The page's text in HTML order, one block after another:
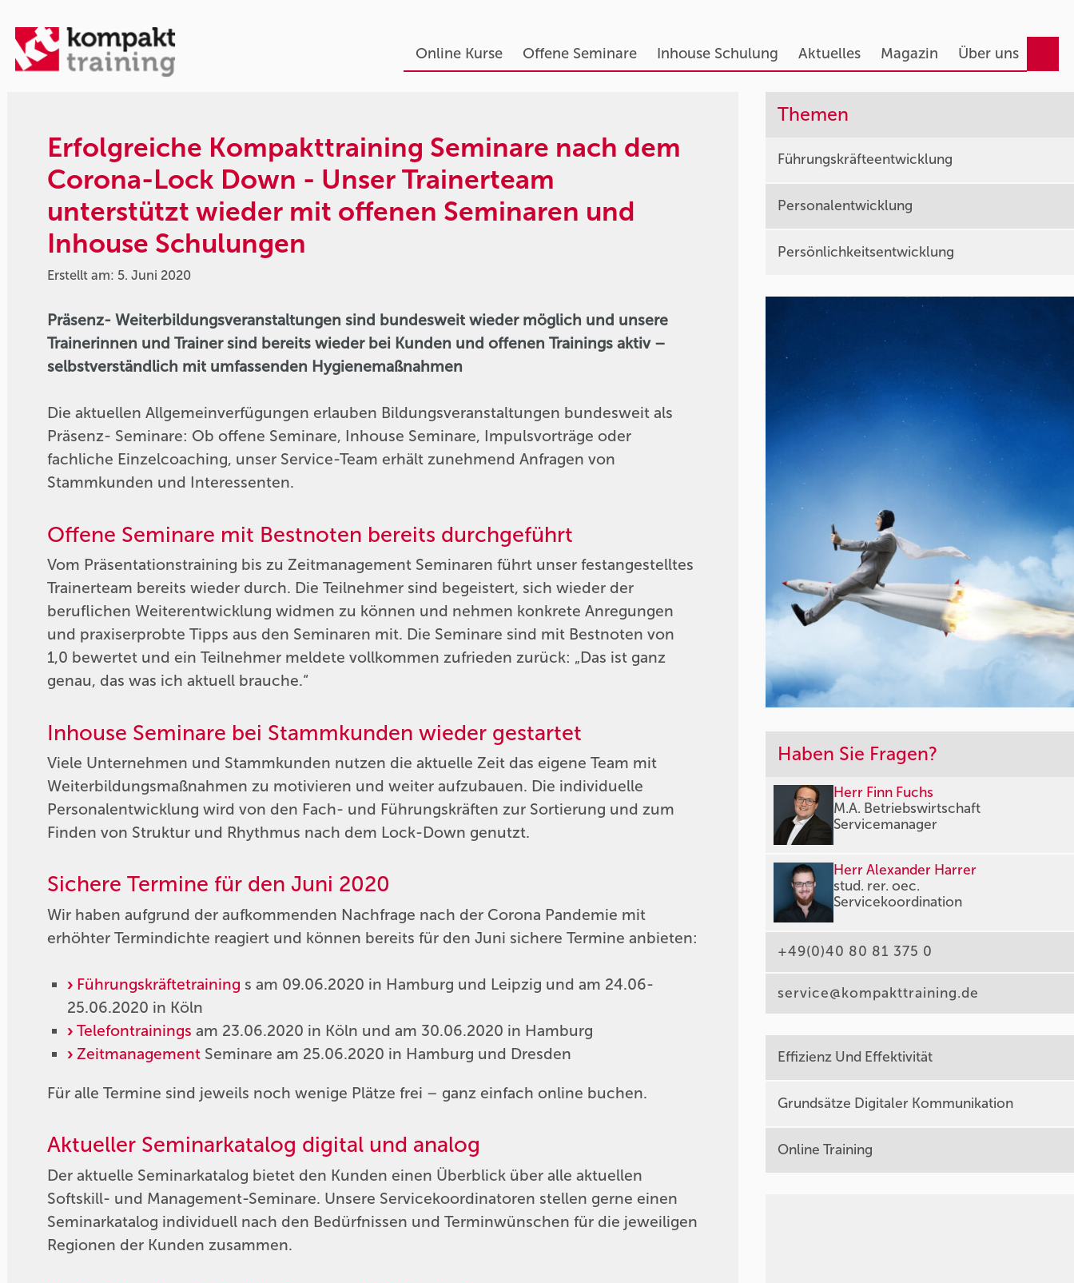
Online Kurse Offene Seminare Inhouse Schulung Aktuelles Magazin Über uns
Erfolgreiche Kompakttraining Seminare nach dem
Corona-Lock Down - Unser Trainerteam
unterstützt wieder mit offenen Seminaren und
Inhouse Schulungen
Erstellt am: 5. Juni 2020
Präsenz- Weiterbildungsveranstaltungen sind bundesweit wieder möglich und unsere
Trainerinnen und Trainer sind bereits wieder bei Kunden und offenen Trainings aktiv –
selbstverständlich mit umfassenden Hygienemaßnahmen
Die aktuellen Allgemeinverfügungen erlauben Bildungsveranstaltungen bundesweit als
Präsenz- Seminare: Ob offene Seminare, Inhouse Seminare, Impulsvorträge oder
fachliche Einzelcoaching, unser Service-Team erhält zunehmend Anfragen von
Stammkunden und Interessenten.
Offene Seminare mit Bestnoten bereits durchgeführt
Vom Präsentationstraining bis zu Zeitmanagement Seminaren führt unser festangestelltes
Trainerteam bereits wieder durch. Die Teilnehmer sind begeistert, sich wieder der
beruflichen Weiterentwicklung widmen zu können und nehmen konkrete Anregungen
und praxiserprobte Tipps aus den Seminaren mit. Die Seminare sind mit Bestnoten von
1,0 bewertet und ein Teilnehmer meldete vollkommen zufrieden zurück: „Das ist ganz
genau, das was ich aktuell brauche.“
Inhouse Seminare bei Stammkunden wieder gestartet
Viele Unternehmen und Stammkunden nutzen die aktuelle Zeit das eigene Team mit
Weiterbildungsmaßnahmen zu motivieren und weiter aufzubauen. Die individuelle
Personalentwicklung wird von den Fach- und Führungskräften zur Sortierung und zum
Finden von Struktur und Rhythmus nach dem Lock-Down genutzt.
Sichere Termine für den Juni 2020
Wir haben aufgrund der aufkommenden Nachfrage nach der Corona Pandemie mit
erhöhter Termindichte reagiert und können bereits für den Juni sichere Termine anbieten:
Führungskräftetraining s am 09.06.2020 in Hamburg und Leipzig und am 24.06-
25.06.2020 in Köln
Telefontrainings am 23.06.2020 in Köln und am 30.06.2020 in Hamburg
Zeitmanagement Seminare am 25.06.2020 in Hamburg und Dresden
Für alle Termine sind jeweils noch wenige Plätze frei – ganz einfach online buchen.
Aktueller Seminarkatalog digital und analog
Der aktuelle Seminarkatalog bietet den Kunden einen Überblick über alle aktuellen
Softskill- und Management-Seminare. Unsere Servicekoordinatoren stellen gerne einen
Seminarkatalog individuell nach den Bedürfnissen und Terminwünschen für die jeweiligen
Regionen der Kunden zusammen.
Themen
Führungskräfteentwicklung
Personalentwicklung
Persönlichkeitsentwicklung
Haben Sie Fragen?
Herr Finn Fuchs
M.A. Betriebswirtschaft
Servicemanager
Herr Alexander Harrer
stud. rer. oec.
Servicekoordination
+49(0)40 80 81 375 0
service@kompakttraining.de
Effizienz Und Effektivität
Grundsätze Digitaler Kommunikation
Online Training